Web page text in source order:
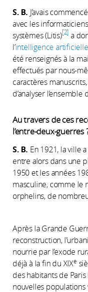
S. B. J’avais
avec les
systèmes (Litis) 2 a
l’intelligence artificielle
été renseignés à la
effectués par nous-
caractères
d’analyser
Au travers de ces
l’entre-deux-guerres
S. B. En 1921, la ville
entre alors dans une
1950 et les années
masculine, comme le
orphelins, de
Après la Grande
reconstruction,
nourrie par l’exode
déjà à la fin du XIXe
des habitants de Paris
nouvelles